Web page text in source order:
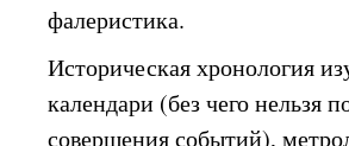
фалеристика.
Историческая хронология
календари (без чего нельзя
совершения событий),